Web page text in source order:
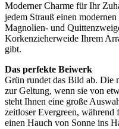
Moderner Charme für Ihr
jedem Strauß einen
Magnolien- und
Korkenzieherweide Ihrem
gibt.
Das perfekte Beiwerk
Grün rundet das Bild ab. Die
zur Geltung, wenn sie von
steht Ihnen eine große
zeitloser Evergreen, während
einen Hauch von Sonne ins